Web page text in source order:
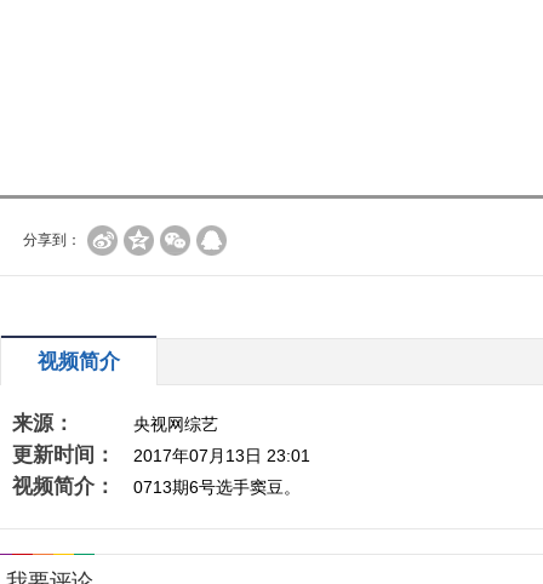
分享到：
视频简介
来源： 央视网综艺
更新时间： 2017年07月13日 23:01
视频简介： 0713期6号选手窦豆。